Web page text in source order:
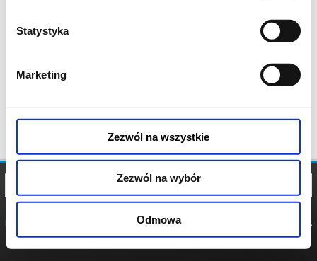
Statystyka
Marketing
Zezwól na wszystkie
Zezwól na wybór
Odmowa
POLITYKA
POLITYKA